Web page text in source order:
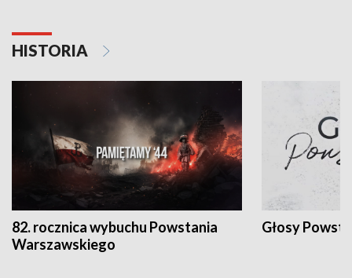
HISTORIA
82. rocznica wybuchu Powstania
Warszawskiego
Głosy